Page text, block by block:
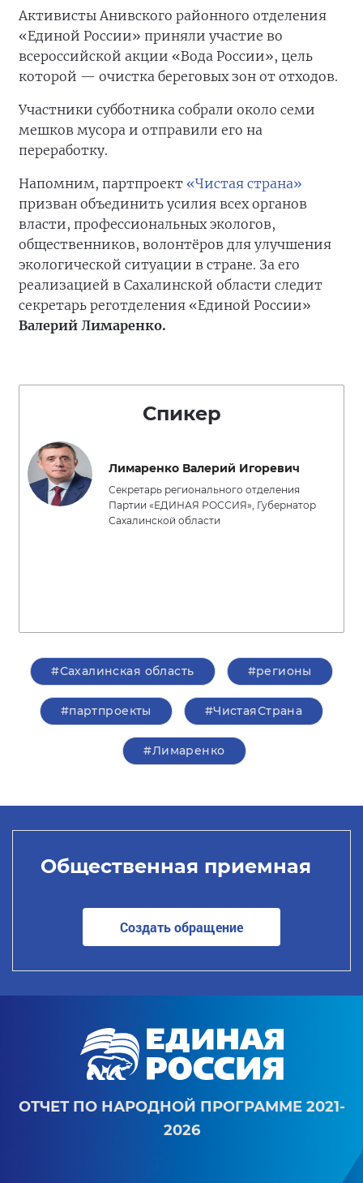
Активисты Анивского районного отделения
«Единой России» приняли участие во
всероссийской акции «Вода России», цель
которой — очистка береговых зон от отходов.
Участники субботника собрали около семи
мешков мусора и отправили его на
переработку.
Напомним, партпроект «Чистая страна»
призван объединить усилия всех органов
власти, профессиональных экологов,
общественников, волонтёров для улучшения
экологической ситуации в стране. За его
реализацией в Сахалинской области следит
секретарь реготделения «Единой России»
Валерий Лимаренко.
Спикер
Лимаренко Валерий Игоревич
Секретарь регионального отделения
Партии «ЕДИНАЯ РОССИЯ», Губернатор
Сахалинской области
#Сахалинская область #регионы
#партпроекты #ЧистаяСтрана
#Лимаренко
Общественная приемная
Создать обращение
ОТЧЕТ ПО НАРОДНОЙ ПРОГРАММЕ 2021-
2026